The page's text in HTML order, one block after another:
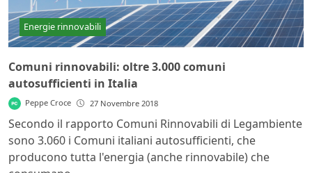
Energie rinnovabili
Comuni rinnovabili: oltre 3.000 comuni
autosufficienti in Italia
Peppe Croce 27 Novembre 2018
Secondo il rapporto Comuni Rinnovabili di Legambiente
sono 3.060 i Comuni italiani autosufficienti, che
producono tutta l'energia (anche rinnovabile) che